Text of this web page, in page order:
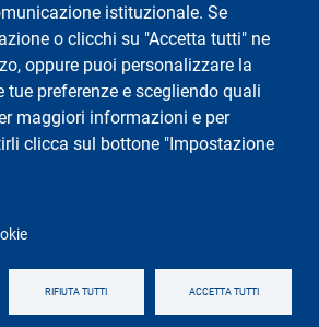
istituzionale. Se
o clicchi su "Accetta tutti" ne
oppure puoi personalizzare la
tue preferenze e scegliendo quali
maggiori informazioni e per
clicca sul bottone "Impostazione
RIFIUTA TUTTI ACCETTA TUTTI
Milano
- 20122 Milano
03064870151